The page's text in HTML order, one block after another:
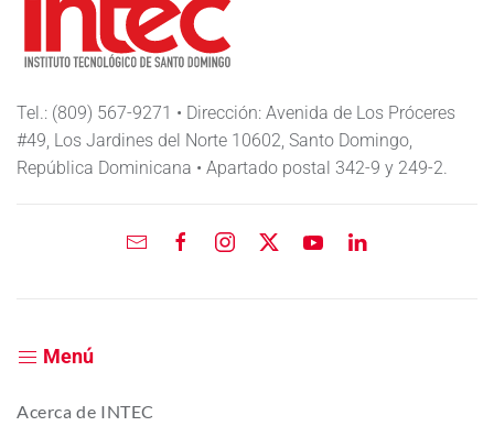
Tel.: (809) 567-9271 • Dirección: Avenida de Los Próceres
#49, Los Jardines del Norte 10602, Santo Domingo,
República Dominicana • Apartado postal 342-9 y 249-2.
Menú
Acerca de INTEC